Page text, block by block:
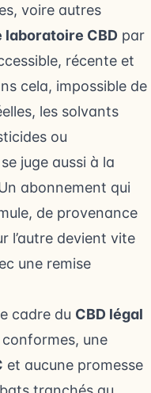
voire autres
laboratoire CBD par
récente et
cela, impossible de
les solvants
ou
se juge aussi à la
abonnement qui
de provenance
l’autre devient vite
une remise
cadre du CBD légal
une
et aucune promesse